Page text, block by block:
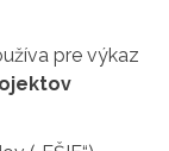
pre výkaz